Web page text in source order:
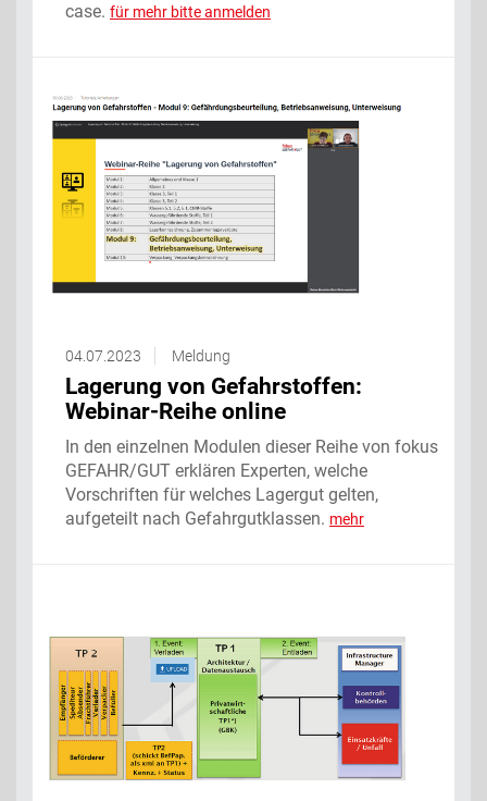
case. für mehr bitte anmelden
04.07.2023 Meldung
Lagerung von Gefahrstoffen:
Webinar-Reihe online
In den einzelnen Modulen dieser Reihe von fokus
GEFAHR/GUT erklären Experten, welche
Vorschriften für welches Lagergut gelten,
aufgeteilt nach Gefahrgutklassen. mehr